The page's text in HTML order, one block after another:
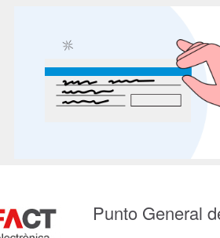
Punto General